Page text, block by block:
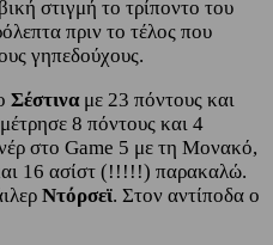
στιγμή το τρίποντο του
πριν το τέλος που
γηπεδούχους.
Σέστινα με 23 πόντους και
μέτρησε 8 πόντους και 4
στο Game 5 με τη Μονακό,
16 ασίστ (!!!!!) παρακαλώ.
Ντόρσεϊ. Στον αντίποδα ο